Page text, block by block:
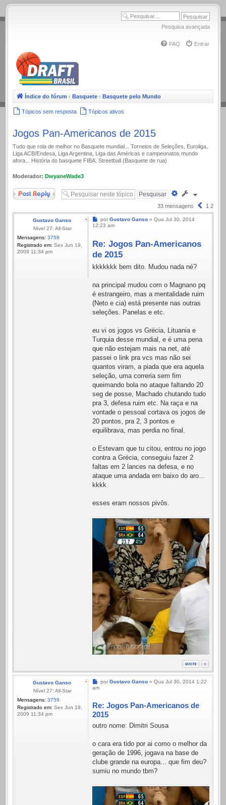
.
Pesquisa avançada
FAQ Entrar
Índice do fórum ‹ Basquete ‹ Basquete pelo Mundo
Tópicos sem resposta Tópicos ativos
Jogos Pan-Americanos de 2015
Tudo que rola de melhor no Basquete mundial... Torneios de Seleções, Euroliga,
Liga ACB/Endesa, Liga Argentina, Liga das Américas e campeonatos mundo
afora... História do basquete FIBA. Streetball (Basquete de rua)
Moderador: DwyaneWade3
Responder
Pesquisa
avançada
33 mensagens Anterior
1 2
Gustavo Ganso
Nível 27: All-Star
Mensagens: 3759
Registrado em: Sex Jun 19,
2009 11:34 pm
Mensagem
por Gustavo Ganso» Qua Jul 30, 2014
12:23 am
Re: Jogos Pan-Americanos
de 2015
kkkkkkk bem dito. Mudou nada né?
na principal mudou com o Magnano pq
é estrangeiro, mas a mentalidade ruim
(Neto e cia) está presente nas outras
seleções. Panelas e etc.
eu vi os jogos vs Grécia, Lituania e
Turquia desse mundial, e é uma pena
que não estejam mais na net, até
passei o link pra vcs mas não sei
quantos viram, a piada que era aquela
seleção, uma correria sem fim
queimando bola no ataque faltando 20
seg de posse, Machado chutando tudo
pra 3, defesa ruim etc. Na raça e na
vontade o pessoal cortava os jogos de
20 pontos, pra 2, 3 pontos e
equilibrava, mas perdia no final.
o Estevam que tu citou, entrou no jogo
contra a Grécia, conseguiu fazer 2
faltas em 2 lances na defesa, e no
ataque uma andada em baixo do aro...
kkkk
esses eram nossos pivôs.
Gustavo Ganso
Nível 27: All-Star
Mensagens: 3759
Registrado em: Sex Jun 19,
2009 11:34 pm
Mensagem
por Gustavo Ganso» Qua Jul 30, 2014 1:22
am
Re: Jogos Pan-Americanos de
2015
outro nome: Dimitri Sousa
o cara era tido por ai como o melhor da
geração de 1996, jogava na base de
clube grande na europa... que fim deu?
sumiu no mundo tbm?